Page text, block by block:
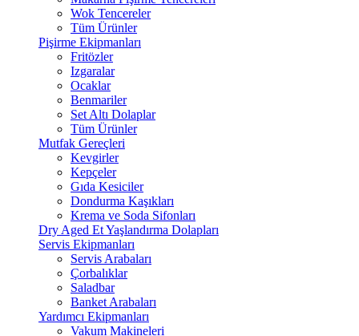
Wok Tencereler
Tüm Ürünler
Pişirme Ekipmanları
Fritözler
Izgaralar
Ocaklar
Benmariler
Set Altı Dolaplar
Tüm Ürünler
Mutfak Gereçleri
Kevgirler
Kepçeler
Gıda Kesiciler
Dondurma Kaşıkları
Krema ve Soda Sifonları
Dry Aged Et Yaşlandırma Dolapları
Servis Ekipmanları
Servis Arabaları
Çorbalıklar
Saladbar
Banket Arabaları
Yardımcı Ekipmanları
Vakum Makineleri